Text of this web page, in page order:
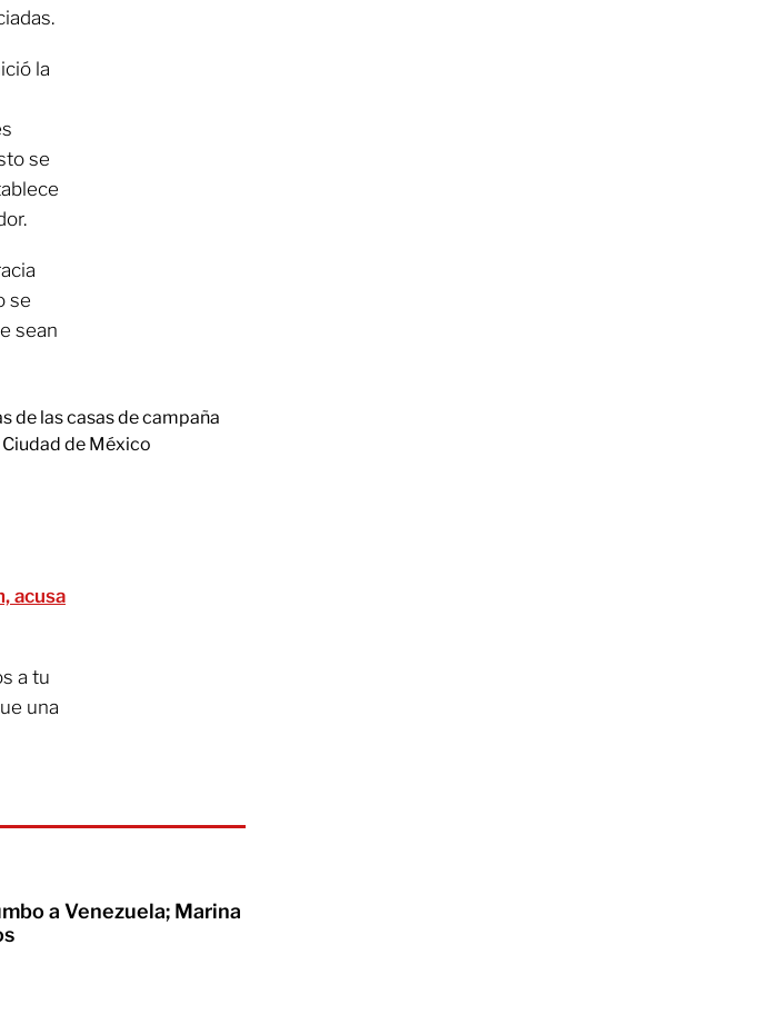
la
se
se
sean
de las casas de campaña
de México
acusa
a tu
una
a Venezuela; Marina